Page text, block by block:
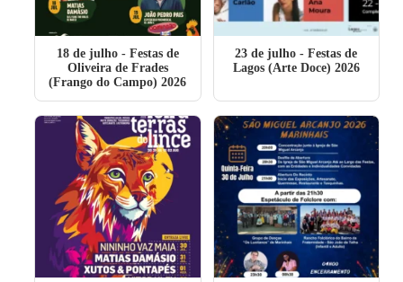
18 de julho- Festas de
Oliveira de Frades
(Frango do Campo) 2026
23 de julho - Festas de
Lagos (Arte Doce) 2026